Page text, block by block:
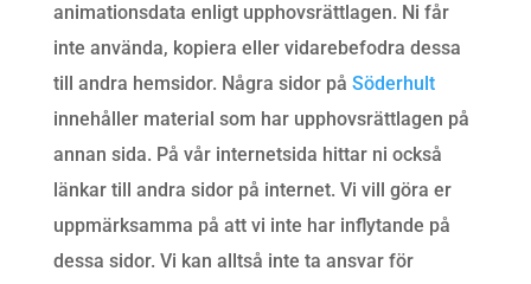
animationsdata enligt upphovsrättlagen. Ni får
inte använda, kopiera eller vidarebefodra dessa
till andra hemsidor. Några sidor på Söderhult
innehåller material som har upphovsrättlagen på
annan sida. På vår internetsida hittar ni också
länkar till andra sidor på internet. Vi vill göra er
uppmärksamma på att vi inte har inflytande på
dessa sidor. Vi kan alltså inte ta ansvar för